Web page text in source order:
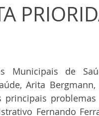
Municipais de
Arita
Fernando